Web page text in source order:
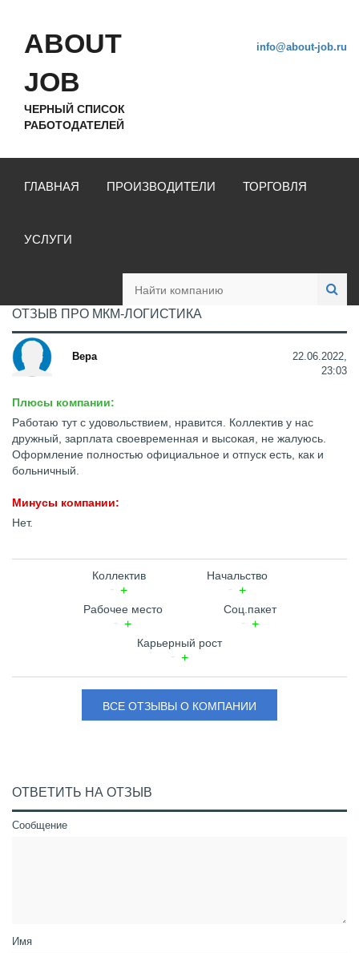
ABOUT
JOB
ЧЕРНЫЙ СПИСОК
РАБОТОДАТЕЛЕЙ
info@about-job.ru
ГЛАВНАЯ ПРОИЗВОДИТЕЛИ ТОРГОВЛЯ
УСЛУГИ
ОТЗЫВ ПРО МКМ-ЛОГИСТИКА
Вера
22.06.2022,
23:03
Плюсы компании:
Работаю тут с удовольствием, нравится. Коллектив у нас
дружный, зарплата своевременная и высокая, не жалуюсь.
Оформление полностью официальное и отпуск есть, как и
больничный.
Минусы компании:
Нет.
Коллектив Начальство
Рабочее место Соц.пакет
Карьерный рост
ВСЕ ОТЗЫВЫ О КОМПАНИИ
ОТВЕТИТЬ НА ОТЗЫВ
Сообщение
Имя